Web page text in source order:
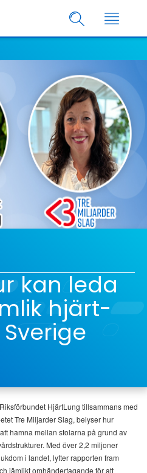
kan leda
hjärt-
HjärtLung tillsammans med
Tre Miljarder Slag, belyser hur
hamna mellan stolarna på grund av
Med över 2,2 miljoner
i landet, lyfter rapporten fram
jämlikt omhändertagande för att